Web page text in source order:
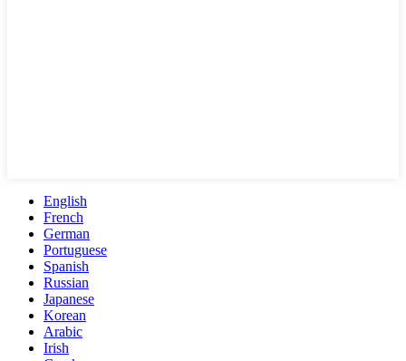
English
French
German
Portuguese
Spanish
Russian
Japanese
Korean
Arabic
Irish